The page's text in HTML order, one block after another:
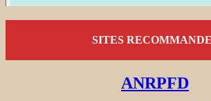
SITES
ANRPFD